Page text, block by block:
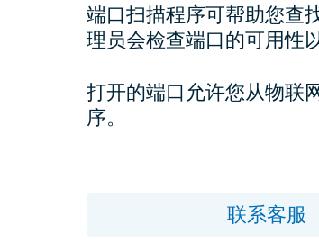
端口扫描程序可帮助您查
理员会检查端口的可用性
打开的端口允许您从物联
序。
联系客服